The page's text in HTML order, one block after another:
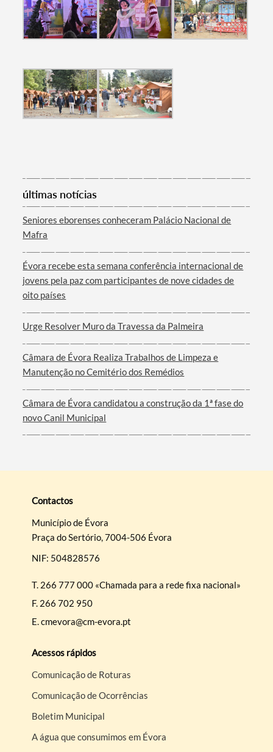
últimas notícias
Seniores eborenses conheceram Palácio Nacional de
Mafra
Évora recebe esta semana conferência internacional de
jovens pela paz com participantes de nove cidades de
oito países
Urge Resolver Muro da Travessa da Palmeira
Câmara de Évora Realiza Trabalhos de Limpeza e
Manutenção no Cemitério dos Remédios
Câmara de Évora candidatou a construção da 1ª fase do
novo Canil Municipal
Contactos
Município de Évora
Praça do Sertório, 7004-506 Évora
NIF: 504828576
T. 266 777 000 «Chamada para a rede fixa nacional»
F. 266 702 950
E.cmevora@cm-evora.pt
Acessos rápidos
Comunicação de Roturas
Comunicação de Ocorrências
Boletim Municipal
A água que consumimos em Évora